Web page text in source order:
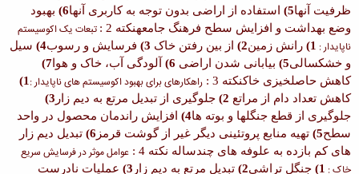
ظرفیت آنها5) استفاده از اراضی بدون توجه به کاربری آنها6)
بهبود
وضع بهداشت و افزایش سطح فرهنگ جامعهنکته 2 :
تبعات یک اکوسیستم
ناپایدار : 1) رانش زمین2) از بین رفتن خاک 3) فرسایش و رسوب4)
سیل
و خشکسالی5) بیابانی شدن اراضی 6) آلودگی آب، خاک و هوا7)
کاهش حاصلخیزی خاکنکته 3 : راهکارهای برای بهبود اکوسیستم های ناپایدار : 1)
کاهش تعداد دام از مراتع 2) جلوگیری از تبدیل مرتع به دیم زار 3)
جلوگیری از قطع جنگلها و بوته ها4)
افزایش راندمان محصول در واحد
سطح5) تهیه منابع پروتئینی دیگر غیر از گوشت قرمز 6) تبدیل دیم زار
های کم بازده به علوفه های چندساله نکته 4 :
عوامل موثر در فرسایش سریع
خاک : 1) جنگل تراشی2) تبدیل مرتع به دیم زار 3)
عملیات نادرست